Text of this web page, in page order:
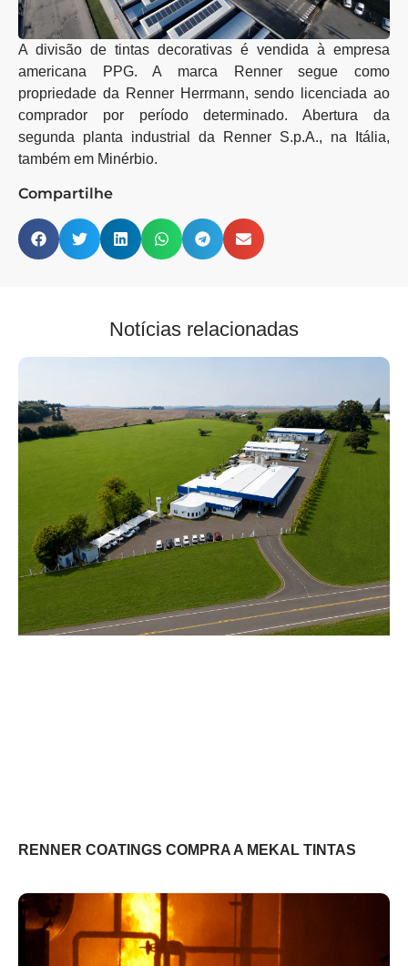
A divisão de tintas decorativas é vendida à empresa
americana PPG. A marca Renner segue como
propriedade da Renner Herrmann, sendo licenciada ao
comprador por período determinado. Abertura da
segunda planta industrial da Renner S.p.A., na Itália,
também em Minérbio.
Compartilhe
Notícias relacionadas
RENNER COATINGS COMPRA A MEKAL TINTAS